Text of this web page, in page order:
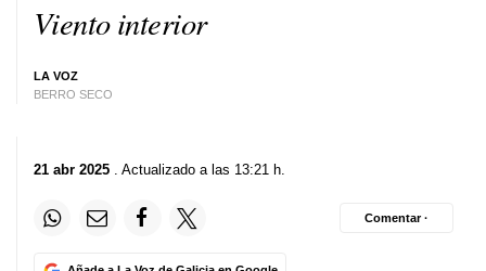
Viento interior
LA VOZ
BERRO SECO
21 abr 2025 . Actualizado a las 13:21 h.
Comentar ·